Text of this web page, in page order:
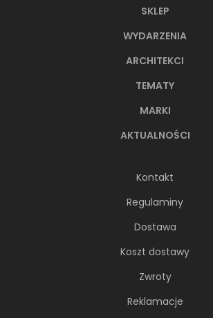
SKLEP
WYDARZENIA
ARCHITEKCI
TEMATY
MARKI
AKTUALNOŚCI
Kontakt
Regulaminy
Dostawa
Koszt dostawy
Zwroty
Reklamacje